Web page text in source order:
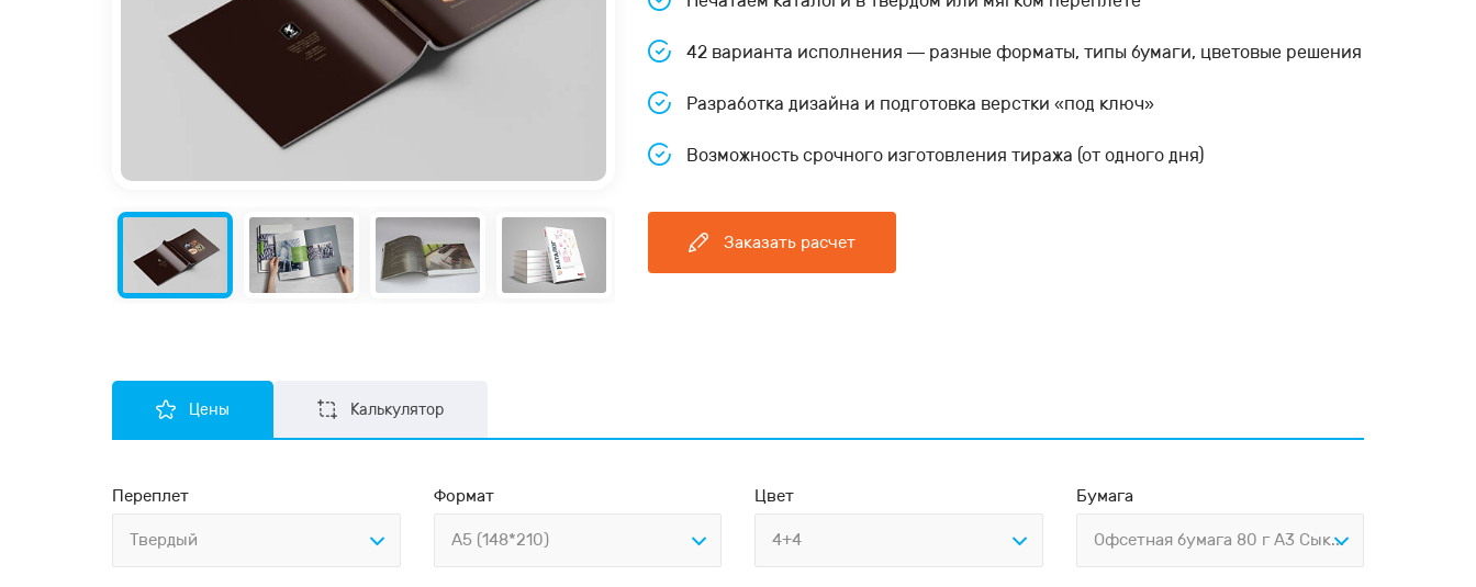
42 варианта исполнения — разные форматы, типы бумаги, цветовые решения
Разработка дизайна и подготовка верстки «под ключ»
Возможность срочного изготовления тиража (от одного дня)
Заказать расчет
Цены Калькулятор
Переплет
Твердый
Формат
А5 (148*210)
Цвет
4+4
Бумага
Офсетная бумага 80 г А3 Сыктывкар